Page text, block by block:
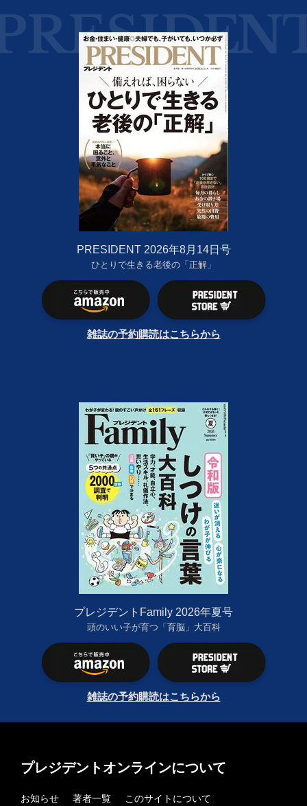
PRESIDENT 2026年8月14日号
ひとりで生きる老後の「正解」
雑誌の予約購読はこちらから
プレジデントFamily 2026年夏号
頭のいい子が育つ「育脳」大百科
雑誌の予約購読はこちらから
プレジデントオンラインについて
お知らせ 著者一覧
このサイトについて